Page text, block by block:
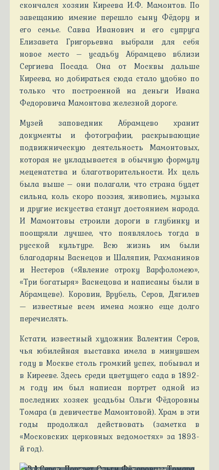
скончался хозяин Киреева И.Ф. Мамонтов. По
завещанию имение перешло сыну Фёдору и
его семье. Савва Иванович и его супруга
Елизавета Григорьевна выбрали для себя
новое место – усадьбу Абрамцево вблизи
Сергиева Посада. Она от Москвы дальше
Киреева, но добираться сюда стало удобно по
только что построенной на деньги Ивана
Федоровича Мамонтова железной дороге.
Музей заповедник Абрамцево хранит
документы и фотографии, раскрывающие
подвижническую деятельность Мамонтовых,
которая не укладывается в обычную формулу
меценатства и благотворительности. Их цель
была выше – они полагали, что страна будет
сильна, коль скоро поэзия, живопись, музыка
и другие искусства станут достоянием народа.
И Мамонтовы строили дороги в глубинку и
поощряли лучшее, что появлялось тогда в
русской культуре. Всю жизнь им были
благодарны Васнецов и Шаляпин, Рахманинов
и Нестеров («Явление отроку Варфоломею»,
«Три богатыря» Васнецова и написаны были в
Абрамцеве). Коровин, Врубель, Серов, Дягилев
— известные всем имена можно еще долго
перечислять.
Кстати, известный художник Валентин Серов,
чья юбилейная выставка имела в минувшем
году в Москве столь громкий успех, побывал и
в Кирееве. Здесь среди цветущего сада в 1892-
м году им был написан портрет одной из
последних хозяек усадьбы Ольги Фёдоровны
Томара (в девичестве Мамонтовой). Храм в эти
годы продолжал действовать (заметка в
«Московских церковных ведомостях» за 1893-
й год).